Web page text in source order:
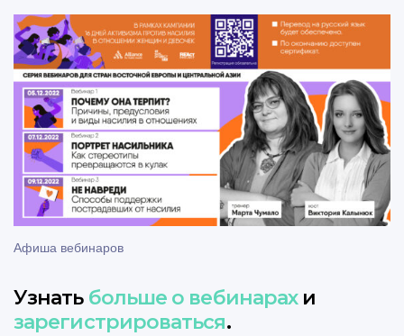
Афиша вебинаров
Узнать больше о вебинарахи
зарегистрироваться.